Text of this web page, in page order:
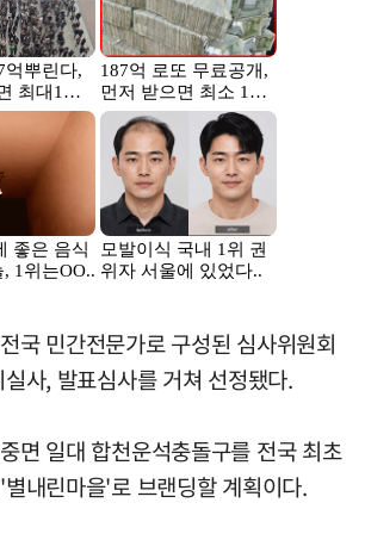
국 민간전문가로 구성된 심사위원회
사, 발표심사를 거쳐 선정됐다.
면 일대 합천운석충돌구를 전국 최초
내린마을'로 브랜딩할 계획이다.